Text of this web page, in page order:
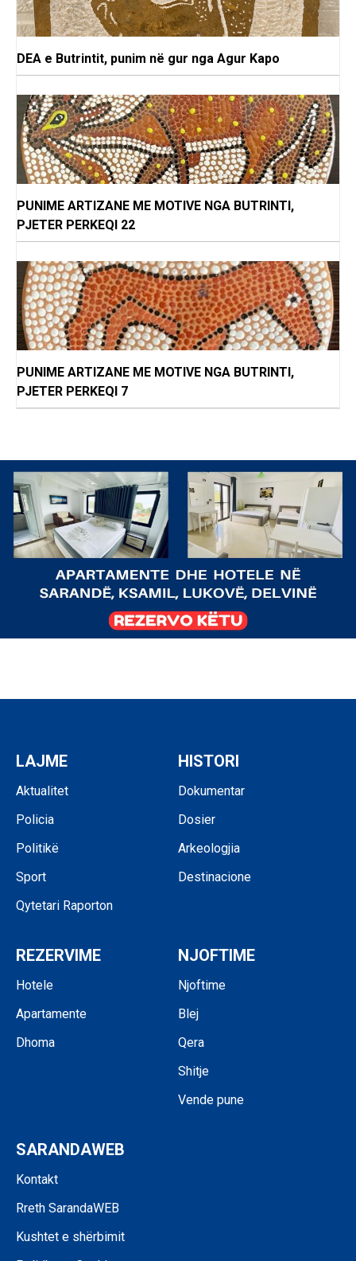
DEA e Butrintit, punim në gur nga Agur Kapo
PUNIME ARTIZANE ME MOTIVE NGA BUTRINTI,
PJETER PERKEQI 22
PUNIME ARTIZANE ME MOTIVE NGA BUTRINTI,
PJETER PERKEQI 7
LAJME
Aktualitet
Policia
Politikë
Sport
Qytetari Raporton
HISTORI
Dokumentar
Dosier
Arkeologjia
Destinacione
REZERVIME
Hotele
Apartamente
Dhoma
NJOFTIME
Njoftime
Blej
Qera
Shitje
Vende pune
SARANDAWEB
Kontakt
Rreth SarandaWEB
Kushtet e shërbimit